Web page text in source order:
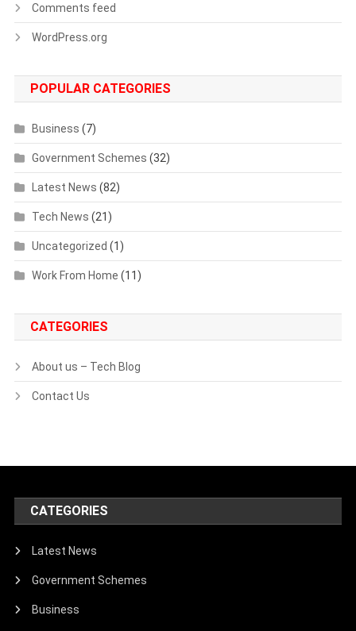
Comments feed
WordPress.org
POPULAR CATEGORIES
Business (7)
Government Schemes (32)
Latest News (82)
Tech News (21)
Uncategorized (1)
Work From Home (11)
CATEGORIES
About us – Tech Blog
Contact Us
CATEGORIES
Latest News
Government Schemes
Business